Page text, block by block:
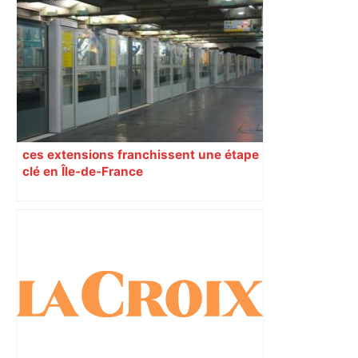
ces extensions franchissent une étape
clé en Île-de-France